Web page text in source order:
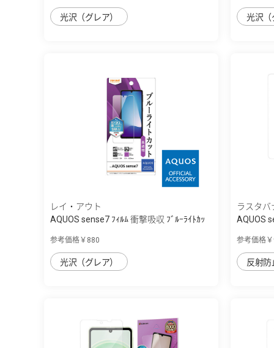
光沢（グレア） 光沢（
レイ・アウト
AQUOS sense7 ﾌｨﾙﾑ 衝撃吸収 ﾌﾞﾙｰﾗｲﾄｶｯ
参考価格￥880
光沢（グレア）
ラスタバ
AQUOS
参考価格
反射防